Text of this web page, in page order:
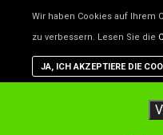
Wir haben Cookies auf Ihrem
zu verbessern. Lesen Sie die
JA, ICH AKZEPTIERE DIE
Unsere Website benutzt
helfen, die Website
Browser einstellen. Aber
auf der